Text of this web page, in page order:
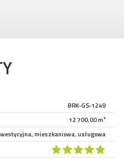
BRK-GS-1249
12 700,00 m²
mieszkaniowa, usługowa